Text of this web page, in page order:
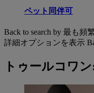
ペット同伴可
Back to search by 最も
詳細オプションを表示
トゥールコワ